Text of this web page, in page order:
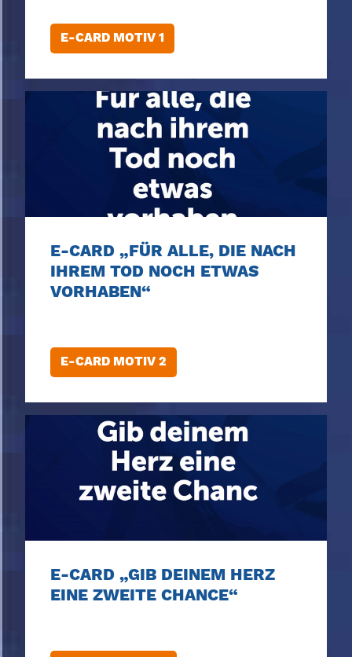
E-CARD MOTIV 1
E-CARD „FÜR ALLE, DIE NACH
IHREM TOD NOCH ETWAS
VORHABEN“
E-CARD MOTIV 2
E-CARD „GIB DEINEM HERZ
EINE ZWEITE CHANCE“